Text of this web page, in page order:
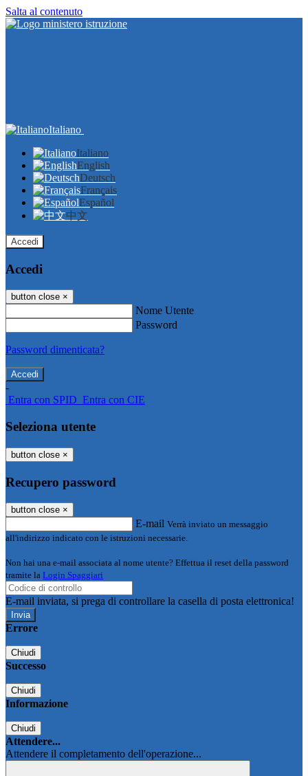
Salta al contenuto
Italiano
Italiano
English
Deutsch
Français
Español
中文
Accedi
Accedi
button close ×
Nome Utente
Password
Password dimenticata?
-
Entra con SPID Entra con CIE
Seleziona utente
button close ×
Recupero password
button close ×
E-mail Verrà inviato un messaggio
all'indirizzo indicato con le istruzioni necessarie.
Non hai una e-mail associata al nome utente? Effettua il reset della password
tramite la Login Spaggiari
E-mail inviata, si prega di controllare la casella di posta elettronica!
Errore
Chiudi
Successo
Chiudi
Informazione
Chiudi
Attendere...
Attendere il completamento dell'operazione...